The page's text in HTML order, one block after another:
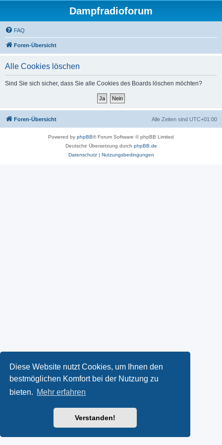
Diese Website nutzt Cookies, um Ihnen den
bestmöglichen Komfort bei der Nutzung zu
bieten. Mehr erfahren
Verstanden!
Dampfradioforum
FAQ
Foren-Übersicht
Alle Cookies löschen
Sind Sie sich sicher, dass Sie alle Cookies des Boards löschen möchten?
Foren-Übersicht Alle Zeiten sind UTC+01:00
Powered by phpBB® Forum Software © phpBB Limited
Deutsche Übersetzung durch phpBB.de
Datenschutz| Nutzungsbedingungen